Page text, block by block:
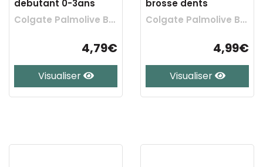
debutant 0-3ans
Colgate Palmolive Belgium
4,79€
Visualiser
brosse dents
Colgate Palmolive Belgium
4,99€
Visualiser